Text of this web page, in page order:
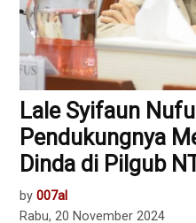
Lale Syifaun
Pendukungnya
Dinda di Pilgub
by 007al
Rabu, 20 November 2024